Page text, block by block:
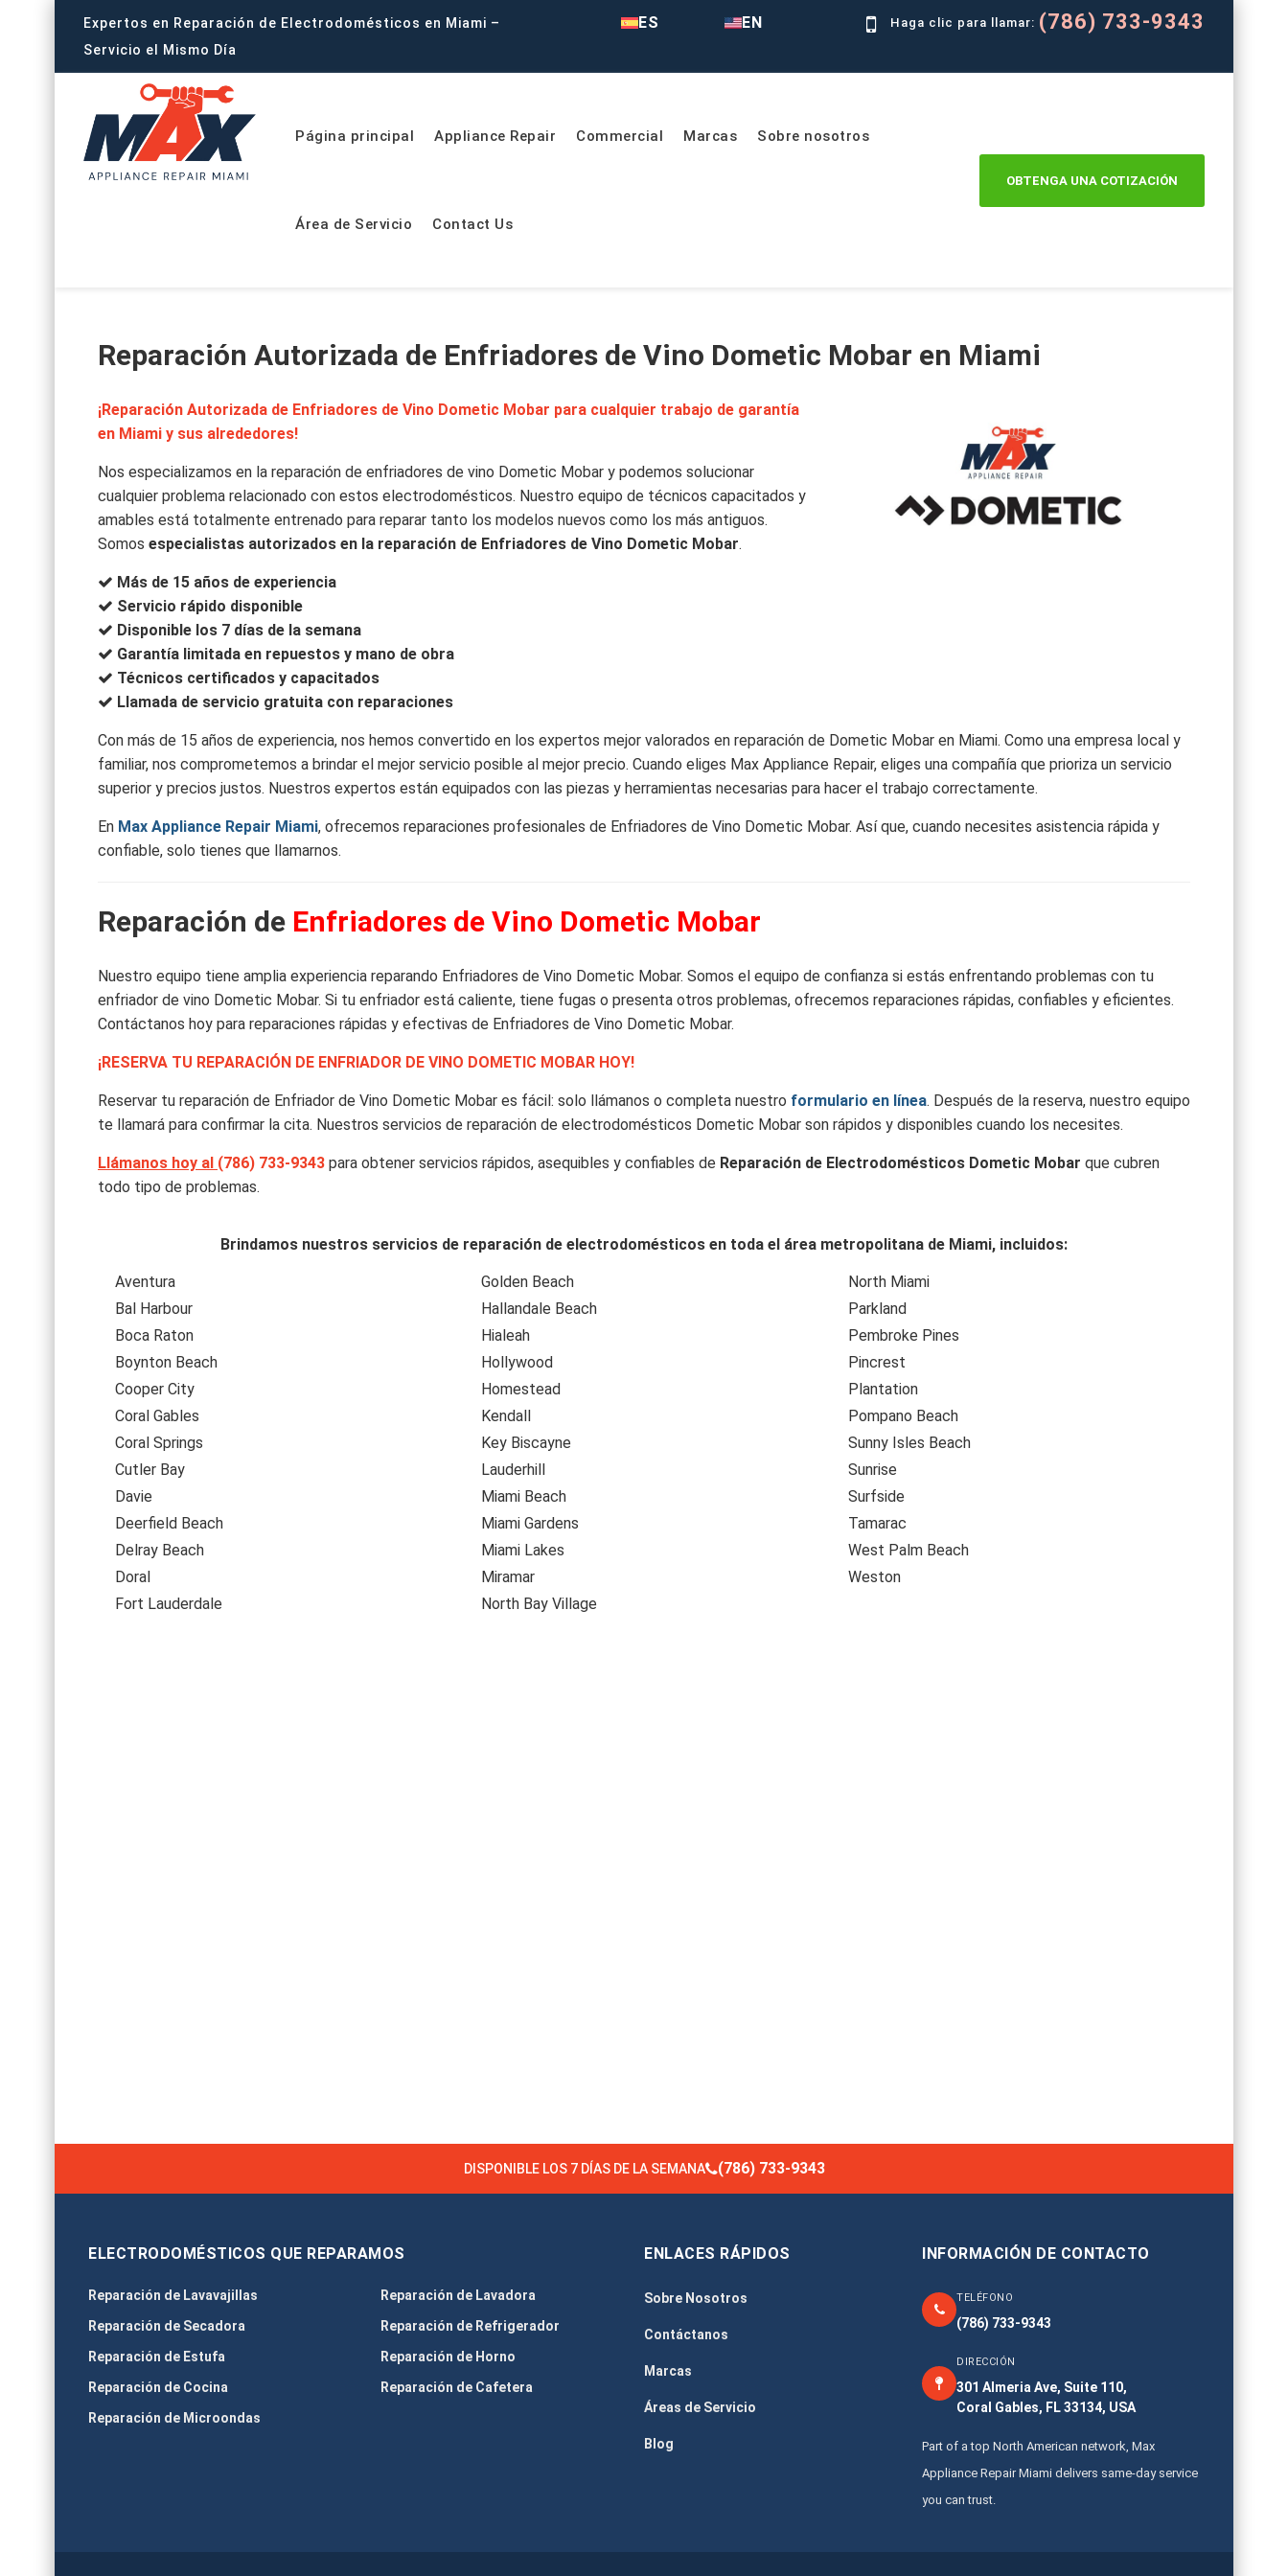
Expertos en Reparación de Electrodomésticos en Miami –
Servicio el Mismo Día
ES EN Haga clic para llamar: (786) 733-9343
Página principal Appliance Repair Commercial Marcas Sobre nosotros
Área de Servicio Contact Us
OBTENGA UNA COTIZACIÓN
Reparación Autorizada de Enfriadores de Vino Dometic Mobar en Miami
¡Reparación Autorizada de Enfriadores de Vino Dometic Mobar para cualquier trabajo de garantía
en Miami y sus alrededores!
Nos especializamos en la reparación de enfriadores de vino Dometic Mobar y podemos solucionar
cualquier problema relacionado con estos electrodomésticos. Nuestro equipo de técnicos capacitados y
amables está totalmente entrenado para reparar tanto los modelos nuevos como los más antiguos.
Somos especialistas autorizados en la reparación de Enfriadores de Vino Dometic Mobar.
Más de 15 años de experiencia
Servicio rápido disponible
Disponible los 7 días de la semana
Garantía limitada en repuestos y mano de obra
Técnicos certificados y capacitados
Llamada de servicio gratuita con reparaciones
Con más de 15 años de experiencia, nos hemos convertido en los expertos mejor valorados en reparación de Dometic Mobar en Miami. Como una empresa local y
familiar, nos comprometemos a brindar el mejor servicio posible al mejor precio. Cuando eliges Max Appliance Repair, eliges una compañía que prioriza un servicio
superior y precios justos. Nuestros expertos están equipados con las piezas y herramientas necesarias para hacer el trabajo correctamente.
En Max Appliance Repair Miami, ofrecemos reparaciones profesionales de Enfriadores de Vino Dometic Mobar. Así que, cuando necesites asistencia rápida y
confiable, solo tienes que llamarnos.
Reparación de Enfriadores de Vino Dometic Mobar
Nuestro equipo tiene amplia experiencia reparando Enfriadores de Vino Dometic Mobar. Somos el equipo de confianza si estás enfrentando problemas con tu
enfriador de vino Dometic Mobar. Si tu enfriador está caliente, tiene fugas o presenta otros problemas, ofrecemos reparaciones rápidas, confiables y eficientes.
Contáctanos hoy para reparaciones rápidas y efectivas de Enfriadores de Vino Dometic Mobar.
¡RESERVA TU REPARACIÓN DE ENFRIADOR DE VINO DOMETIC MOBAR HOY!
Reservar tu reparación de Enfriador de Vino Dometic Mobar es fácil: solo llámanos o completa nuestro formulario en línea. Después de la reserva, nuestro equipo
te llamará para confirmar la cita. Nuestros servicios de reparación de electrodomésticos Dometic Mobar son rápidos y disponibles cuando los necesites.
Llámanos hoy al (786) 733-9343 para obtener servicios rápidos, asequibles y confiables de Reparación de Electrodomésticos Dometic Mobar que cubren
todo tipo de problemas.
Brindamos nuestros servicios de reparación de electrodomésticos en toda el área metropolitana de Miami, incluidos:
Aventura
Bal Harbour
Boca Raton
Boynton Beach
Cooper City
Coral Gables
Coral Springs
Cutler Bay
Davie
Deerfield Beach
Delray Beach
Doral
Fort Lauderdale
Golden Beach
Hallandale Beach
Hialeah
Hollywood
Homestead
Kendall
Key Biscayne
Lauderhill
Miami Beach
Miami Gardens
Miami Lakes
Miramar
North Bay Village
North Miami
Parkland
Pembroke Pines
Pincrest
Plantation
Pompano Beach
Sunny Isles Beach
Sunrise
Surfside
Tamarac
West Palm Beach
Weston
DISPONIBLE LOS 7 DÍAS DE LA SEMANA (786) 733-9343
ELECTRODOMÉSTICOS QUE REPARAMOS
Reparación de Lavavajillas
Reparación de Lavadora
Reparación de Secadora
Reparación de Refrigerador
Reparación de Estufa
Reparación de Horno
Reparación de Cocina
Reparación de Cafetera
Reparación de Microondas
ENLACES RÁPIDOS
Sobre Nosotros
Contáctanos
Marcas
Áreas de Servicio
Blog
INFORMACIÓN DE CONTACTO
TELÉFONO
(786) 733-9343
DIRECCIÓN
301 Almeria Ave, Suite 110,
Coral Gables, FL 33134, USA
Part of a top North American network, Max
Appliance Repair Miami delivers same-day service
you can trust.